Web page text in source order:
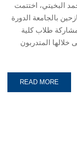
البخيتي، اختتمت
بالجامعة الدورة
طلاب كلية
استمرت 14 يوماً تلقى خلالها المتدربون
READ MORE